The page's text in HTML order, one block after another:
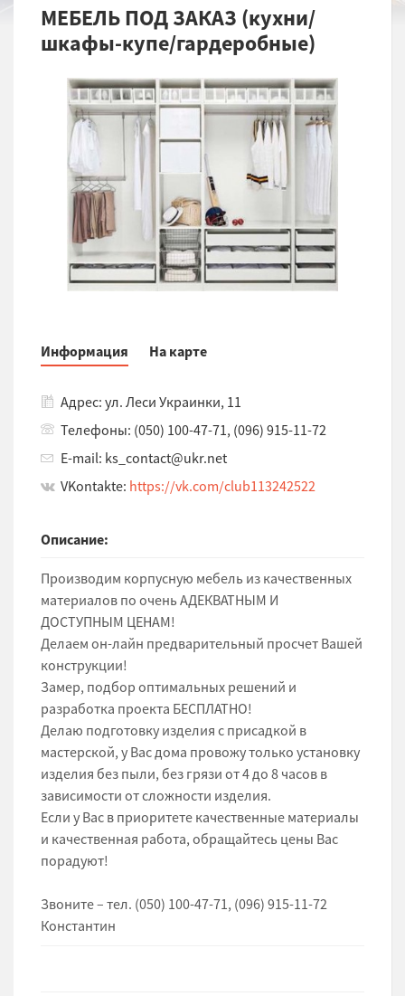
МЕБЕЛЬ ПОД ЗАКАЗ (кухни/
шкафы-купе/гардеробные)
Информация На карте
Адрес: ул. Леси Украинки, 11
Телефоны: (050) 100-47-71, (096) 915-11-72
E-mail: ks_contact@ukr.net
VKontakte: https://vk.com/club113242522
Описание:
Производим корпусную мебель из качественных
материалов по очень АДЕКВАТНЫМ И
ДОСТУПНЫМ ЦЕНАМ!
Делаем он-лайн предварительный просчет Вашей
конструкции!
Замер, подбор оптимальных решений и
разработка проекта БЕСПЛАТНО!
Делаю подготовку изделия с присадкой в
мастерской, у Вас дома провожу только установку
изделия без пыли, без грязи от 4 до 8 часов в
зависимости от сложности изделия.
Если у Вас в приоритете качественные материалы
и качественная работа, обращайтесь цены Вас
порадуют!
Звоните – тел. (050) 100-47-71, (096) 915-11-72
Константин